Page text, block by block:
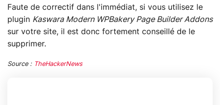
Faute de correctif dans l'immédiat, si vous utilisez le
plugin Kaswara Modern WPBakery Page Builder Addons
sur votre site, il est donc fortement conseillé de le
supprimer.
Source : TheHackerNews